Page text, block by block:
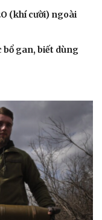
(khí cười) ngoài
bổ gan, biết dùng